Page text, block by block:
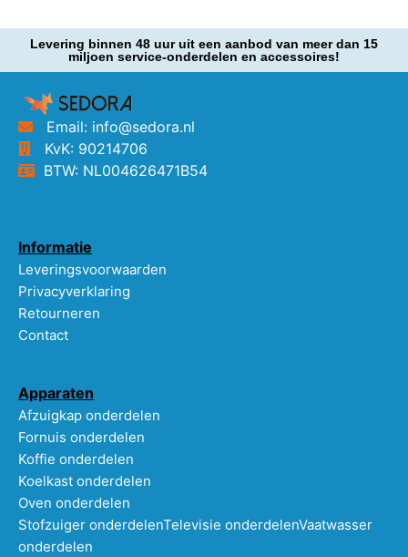
Levering binnen 48 uur uit een aanbod van meer dan 15
miljoen service-onderdelen en accessoires!
Email: info@sedora.nl
KvK: 90214706
BTW: NL004626471B54
Informatie
Leveringsvoorwaarden
Privacyverklaring
Retourneren
Contact
Apparaten
Afzuigkap onderdelen
Fornuis onderdelen
Koffie onderdelen
Koelkast onderdelen
Oven onderdelen
Stofzuiger onderdelenTelevisie onderdelenVaatwasser
onderdelen